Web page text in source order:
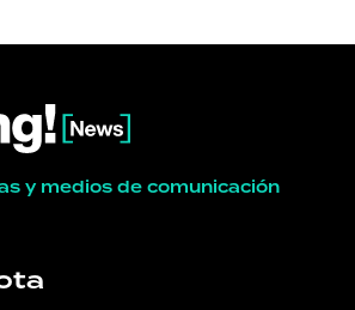
y medios de comunicación